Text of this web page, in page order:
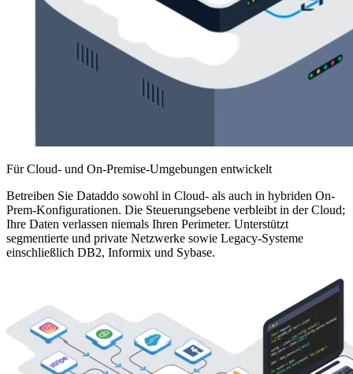
Für Cloud- und On-Premise-Umgebungen entwickelt
Betreiben Sie Dataddo sowohl in Cloud- als auch in hybriden On-
Prem-Konfigurationen. Die Steuerungsebene verbleibt in der Cloud;
Ihre Daten verlassen niemals Ihren Perimeter. Unterstützt
segmentierte und private Netzwerke sowie Legacy-Systeme
einschließlich DB2, Informix und Sybase.